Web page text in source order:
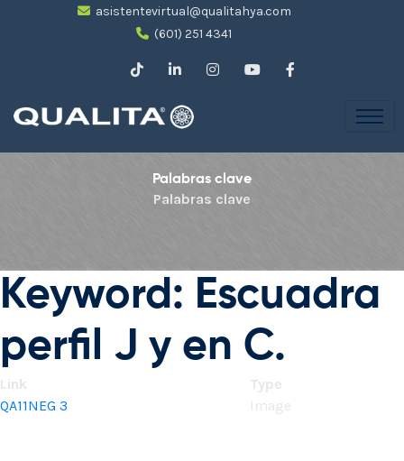
asistentevirtual@qualitahya.com
(601) 251 4341
Palabras clave
Palabras clave
Keyword: Escuadra
perfil J y en C.
Link
Type
QA11NEG 3
Image